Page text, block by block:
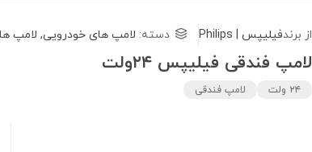
از برندفیلیپس | Philips دسته: لامپ های خودرویی, لامپ
لامپ فندقی فیلیپس ۲۴ولت
۲۴ ولت لامپ فندقی